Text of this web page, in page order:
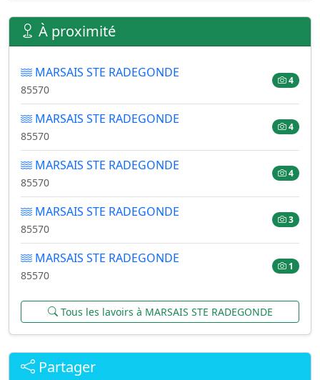
À proximité
MARSAIS STE RADEGONDE
85570
4
MARSAIS STE RADEGONDE
85570
4
MARSAIS STE RADEGONDE
85570
4
MARSAIS STE RADEGONDE
85570
3
MARSAIS STE RADEGONDE
85570
1
Tous les lavoirs à MARSAIS STE RADEGONDE
Partager